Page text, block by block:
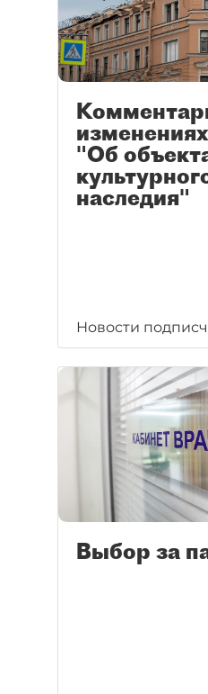
"Об
наследия"
Новости
Выбор за